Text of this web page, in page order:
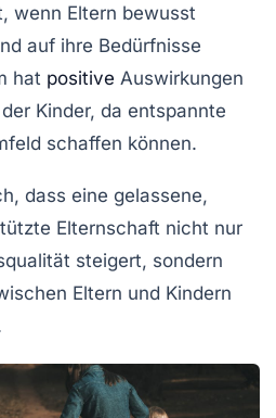
wenn Eltern bewusst
auf ihre Bedürfnisse
hat positive Auswirkungen
der Kinder, da entspannte
schaffen können.
dass eine gelassene,
Elternschaft nicht nur
steigert, sondern
Eltern und Kindern